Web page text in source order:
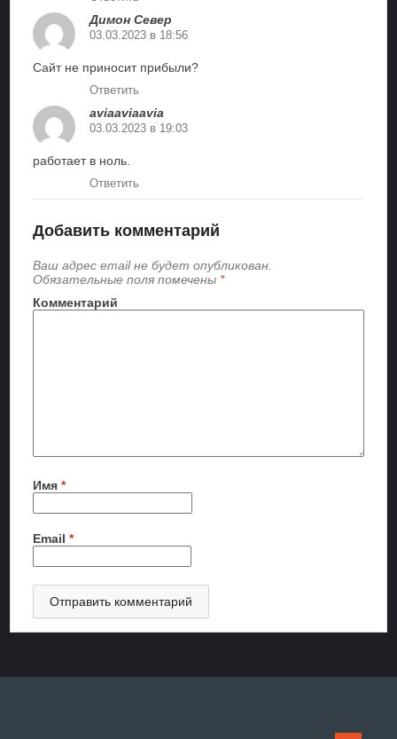
Димон Север
03.03.2023 в 18:56
Сайт не приносит прибыли?
Ответить
aviaaviaavia
03.03.2023 в 19:03
работает в ноль.
Ответить
Добавить комментарий
Ваш адрес email не будет опубликован.
Обязательные поля помечены *
Комментарий
Имя*
Email*